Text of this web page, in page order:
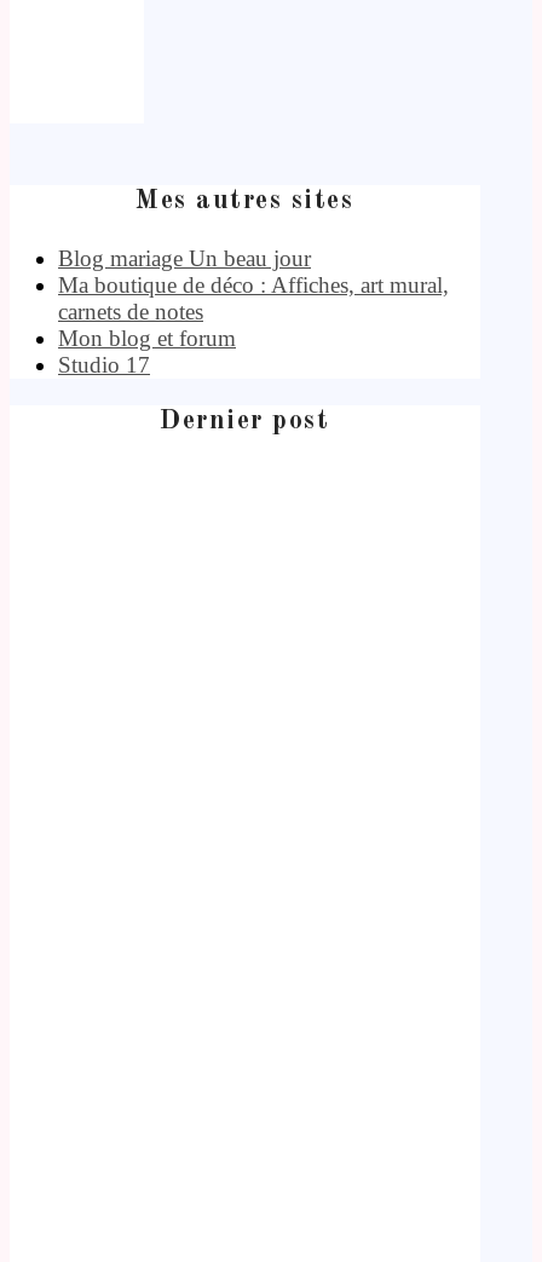
Mes autres sites
Blog mariage Un beau jour
Ma boutique de déco : Affiches, art mural,
carnets de notes
Mon blog et forum
Studio 17
Dernier post